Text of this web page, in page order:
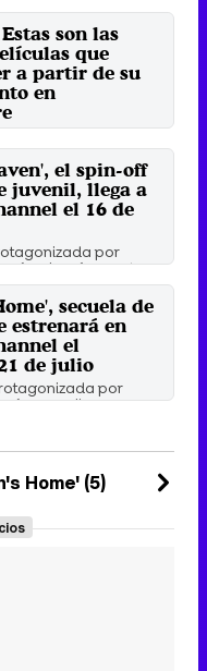
son las
que
a partir de su
en
Estados Unidos y
cuál ...
2019 17:03
el spin-off
juvenil, llega a
el 16 de
por
volverá a contar
van der Pol ...
2018 13:38
secuela de
estrenará en
el
de julio
por
y Anneliese van
Home' (5)